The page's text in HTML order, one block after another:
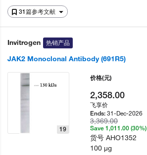
31篇参考文献
Invitrogen 热销产品
JAK2 Monoclonal Antibody (691R5)
19
价格(元)
2,358.00
飞享价
Ends:31-Dec-2026
3,369.00
Save 1,011.00 (30%)
货号AHO1352
100 µg